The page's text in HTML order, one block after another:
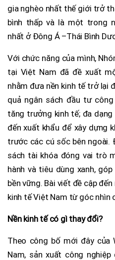
gia nghèo nhất thế giới trở
bình thấp và là một trong
nhất ở Đông Á –Thái Bình
Với chức năng của mình,
tại Việt Nam đã đề xuất
nhằm đưa nền kinh tế trở lại
quả ngân sách đầu tư
tăng trưởng kinh tế; đa
đến xuất khẩu để xây dựng
trước các cú sốc bên ngoài.
sách tài khóa đóng vai trò
hành và tiêu dùng xanh,
bền vững. Bài viết đề cập
kinh tế Việt Nam từ góc nhìn
Nền kinh tế có gì thay đổi?
Theo công bố mới đây của
Nam, sản xuất công